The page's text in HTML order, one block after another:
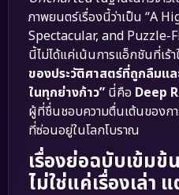
ภาพยนตร์เรื่องนี้ว่าเป็น “A
Spectacular, and Puzzle-
นี้ไม่ได้แค่เน้นการแอ็กชันที่เร้
ของประวัติศาสตร์ที่ถูกลืมแล
ในทุกย่างก้าว” นี่คือ Deep
ผู้ที่ชื่นชอบความตื่นเต้นของก
ที่ซ่อนอยู่ในโลกโบราณ
เรื่องย่อฉบับเข้มข้
ไม่ใช่แค่เรื่องเล่า